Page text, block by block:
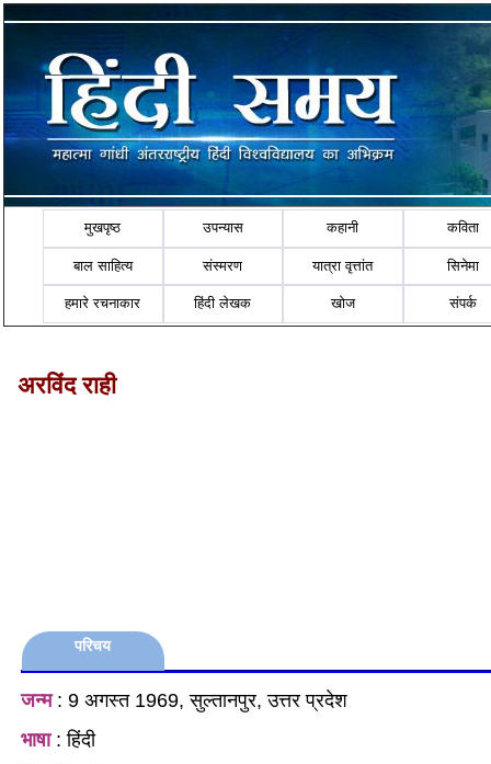
मुखपृष्ठ उपन्यास कहानी कविता
बाल साहित्य संस्मरण यात्रा वृत्तांत सिनेमा
हमारे रचनाकार हिंदी लेखक खोज संपर्क
अरविंद राही
परिचय
जन्म: 9 अगस्त 1969, सुल्तानपुर, उत्तर प्रदेश
भाषा: हिंदी